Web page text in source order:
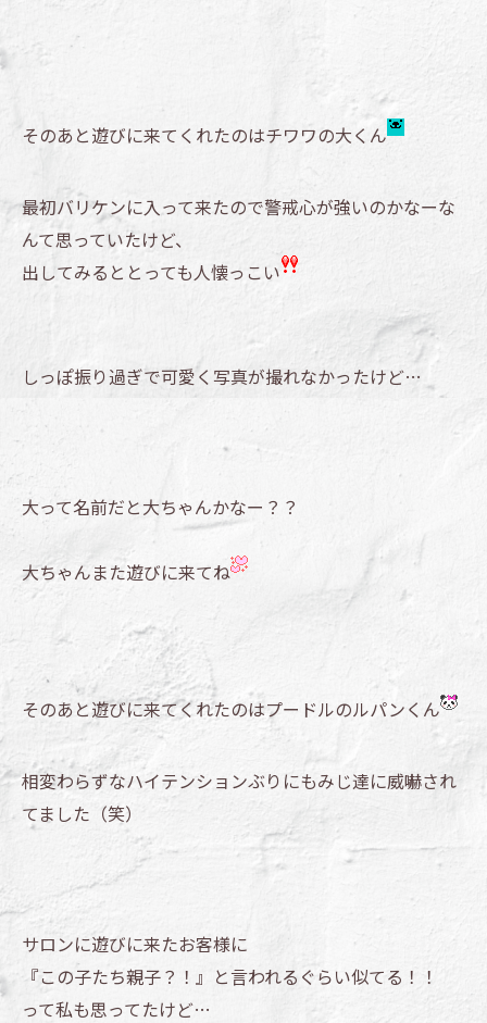
そのあと遊びに来てくれたのはチワワの大くん
最初バリケンに入って来たので警戒心が強いのかなーな
んて思っていたけど、
出してみるととっても人懐っこい
しっぽ振り過ぎで可愛く写真が撮れなかったけど…
大って名前だと大ちゃんかなー？？
大ちゃんまた遊びに来てね
そのあと遊びに来てくれたのはプードルのルパンくん
相変わらずなハイテンションぶりにもみじ達に威嚇され
てました（笑）
サロンに遊びに来たお客様に
『この子たち親子？！』と言われるぐらい似てる！！
って私も思ってたけど…